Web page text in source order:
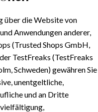
über die Website von
Anwendungen anderer,
(Trusted Shops GmbH,
TestFreaks (TestFreaks
Schweden) gewähren Sie
unentgeltliche,
und an Dritte